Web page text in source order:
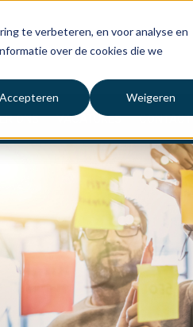
te verbeteren, en voor analyse en
over de cookies die we
Accepteren Weigeren
ONS VACATURES CONTACT